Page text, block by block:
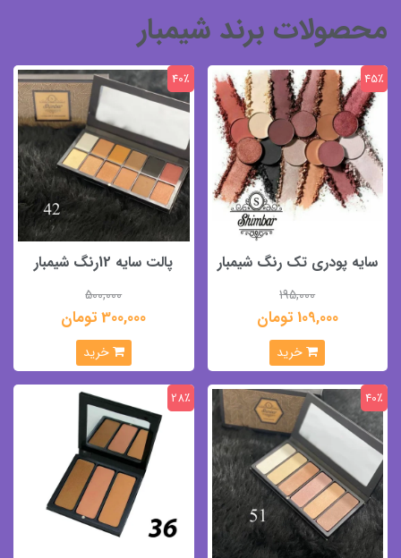
محصولات برند شیمبار
سایه پودری تک رنگ شیمبار
195,000
109,000 تومان
45٪
خرید
پالت سایه 12رنگ شیمبار
500,000
300,000 تومان
40٪
خرید
40٪ 28٪